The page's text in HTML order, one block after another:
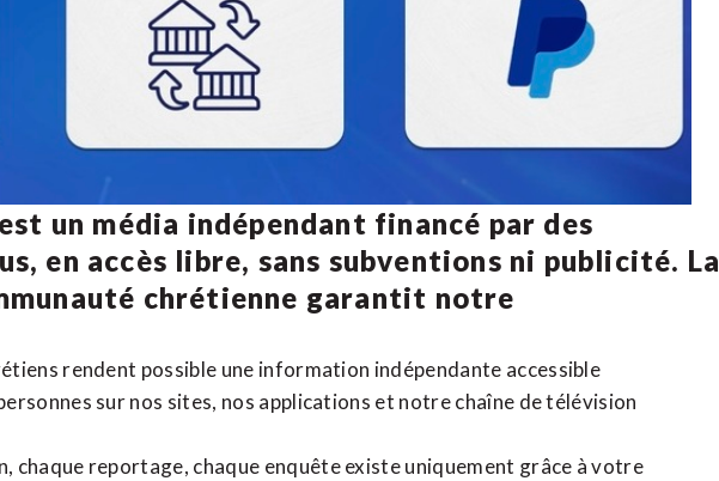
un média indépendant financé par des
en accès libre, sans subventions ni publicité. La
chrétienne garantit notre
rendent possible une information indépendante accessible
sur nos sites, nos applications et notrechaîne de télévision
chaque reportage, chaque enquête existe uniquement grâce à votre